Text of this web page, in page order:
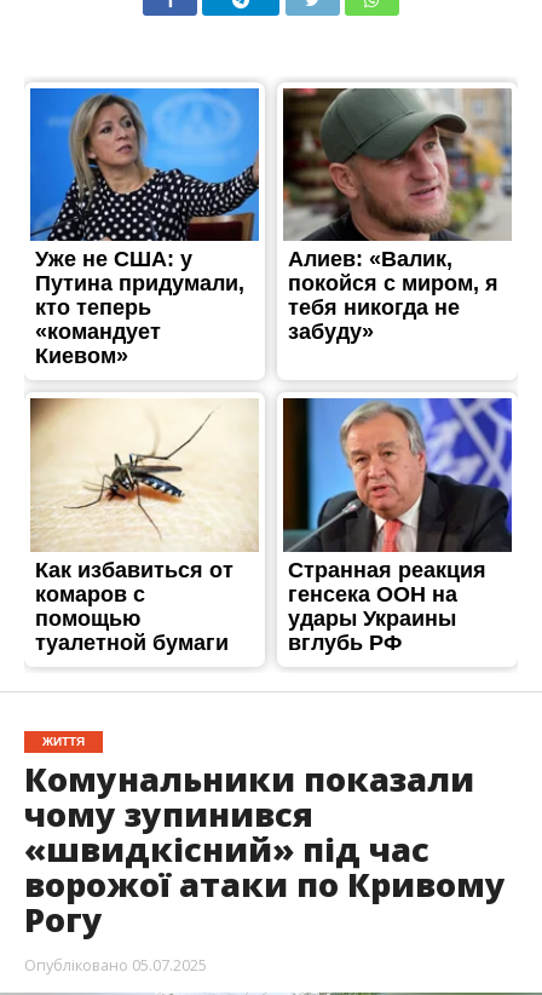
ЖИТТЯ
Комунальники показали
чому зупинився
«швидкісний» під час
ворожої атаки по Кривому
Рогу
Опубліковано 05.07.2025